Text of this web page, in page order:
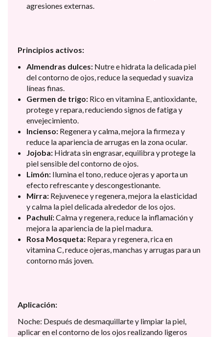
agresiones externas.
Principios activos:
Almendras dulces: Nutre e hidrata la delicada piel
del contorno de ojos, reduce la sequedad y suaviza
líneas finas.
Germen de trigo: Rico en vitamina E, antioxidante,
protege y repara, reduciendo signos de fatiga y
envejecimiento.
Incienso: Regenera y calma, mejora la firmeza y
reduce la apariencia de arrugas en la zona ocular.
Jojoba: Hidrata sin engrasar, equilibra y protege la
piel sensible del contorno de ojos.
Limón: Ilumina el tono, reduce ojeras y aporta un
efecto refrescante y descongestionante.
Mirra: Rejuvenece y regenera, mejora la elasticidad
y calma la piel delicada alrededor de los ojos.
Pachulí:Calma y regenera, reduce la inflamación y
mejora la apariencia de la piel madura.
Rosa Mosqueta: Repara y regenera, rica en
vitamina C, reduce ojeras, manchas y arrugas para un
contorno más joven.
Aplicación:
Noche: Después de desmaquillarte y limpiar la piel,
aplicar en el contorno de los ojos realizando ligeros